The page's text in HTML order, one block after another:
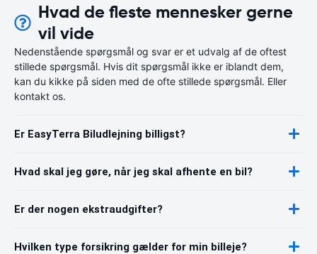
Hvad de fleste mennesker gerne
vil vide
Nedenstående spørgsmål og svar er et udvalg af de oftest
stillede spørgsmål. Hvis dit spørgsmål ikke er iblandt dem,
kan du kikke på siden med de ofte stillede spørgsmål. Eller
kontakt os.
Er EasyTerra Biludlejning billigst?
Hvad skal jeg gøre, når jeg skal afhente en bil?
Er der nogen ekstraudgifter?
Hvilken type forsikring gælder for min billeje?